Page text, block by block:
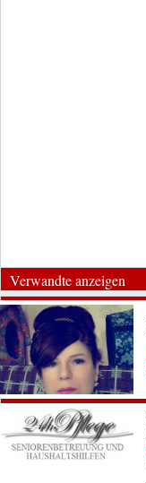
Verwandte anzeigen